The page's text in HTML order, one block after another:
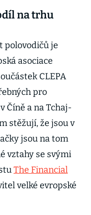
na trhu
polovodičů je
asociace
CLEPA
pro
Číně a na Tchaj-
stěžují, že jsou v
jsou na tom
vztahy se svými
The Financial
velké evropské